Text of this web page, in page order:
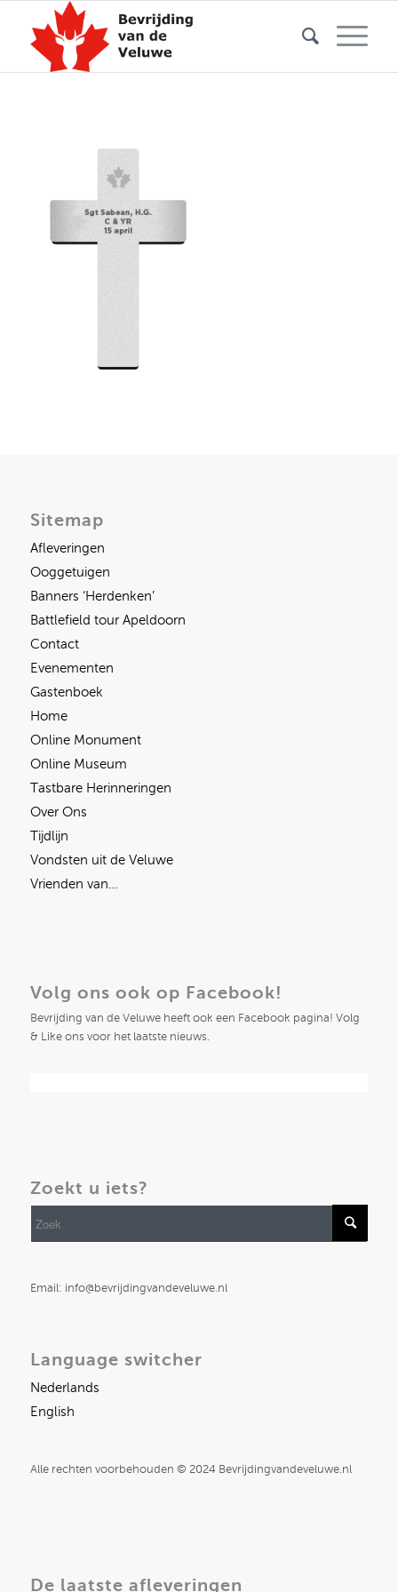
Sitemap
Afleveringen
Ooggetuigen
Banners ‘Herdenken’
Battlefield tour Apeldoorn
Contact
Evenementen
Gastenboek
Home
Online Monument
Online Museum
Tastbare Herinneringen
Over Ons
Tijdlijn
Vondsten uit de Veluwe
Vrienden van…
Volg ons ook op Facebook!
Bevrijding van de Veluwe heeft ook een Facebook pagina! Volg
& Like ons voor het laatste nieuws.
Zoekt u iets?
Email: info@bevrijdingvandeveluwe.nl
Language switcher
Nederlands
English
Alle rechten voorbehouden © 2024 Bevrijdingvandeveluwe.nl
De laatste afleveringen